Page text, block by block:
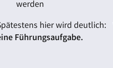
werden
hier wird deutlich:
Führungsaufgabe.